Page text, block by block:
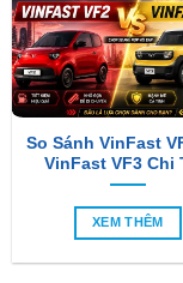
So Sánh VinFast
VinFast VF3 Chi
XEM THÊM